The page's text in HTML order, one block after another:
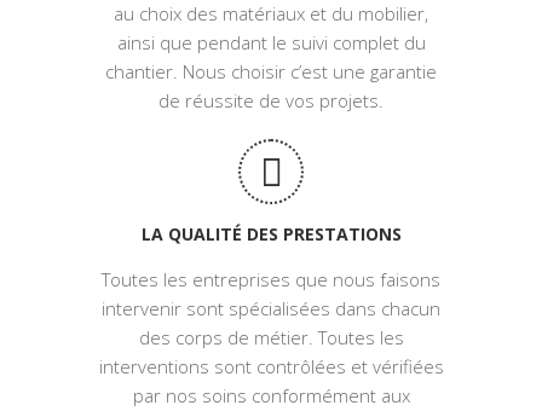
au choix des matériaux et du mobilier,
ainsi que pendant le suivi complet du
chantier. Nous choisir c’est une garantie
de réussite de vos projets.
LA QUALITÉ DES PRESTATIONS
Toutes les entreprises que nous faisons
intervenir sont spécialisées dans chacun
des corps de métier. Toutes les
interventions sont contrôlées et vérifiées
par nos soins conformément aux